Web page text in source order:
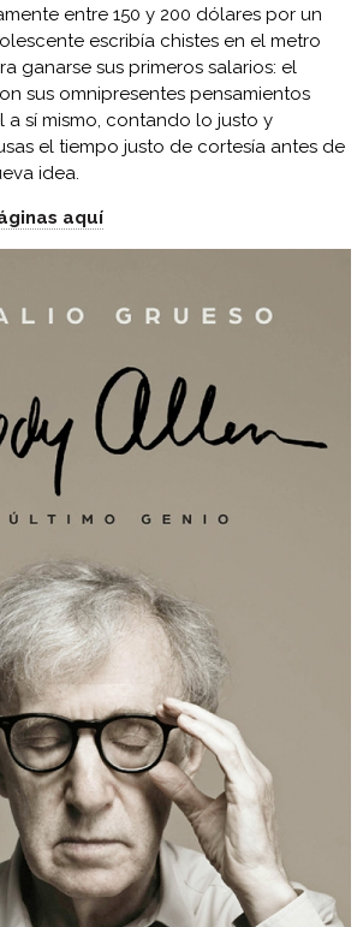
entre 150 y 200 dólares por un
escribía chistes en el metro
ganarse sus primeros salarios: el
sus omnipresentes pensamientos
a sí mismo, contando lo justo y
el tiempo justo de cortesía antes de
idea.
aquí